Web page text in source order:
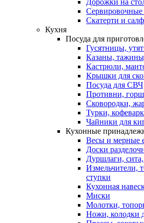
Дорожки на
Сервировочные
Скатерти и
Кухня
Посуда для
Гусятницы,
Казаны,
Кастрюли,
Крышки для
Посуда для СВЧ
Противни,
Сковородки,
Турки,
Чайники для
Кухонные
Весы и мерные
Доски
Дуршлаги,
Измельчители,
ступки
Кухонная
Миски
Молотки,
Ножи, колодки